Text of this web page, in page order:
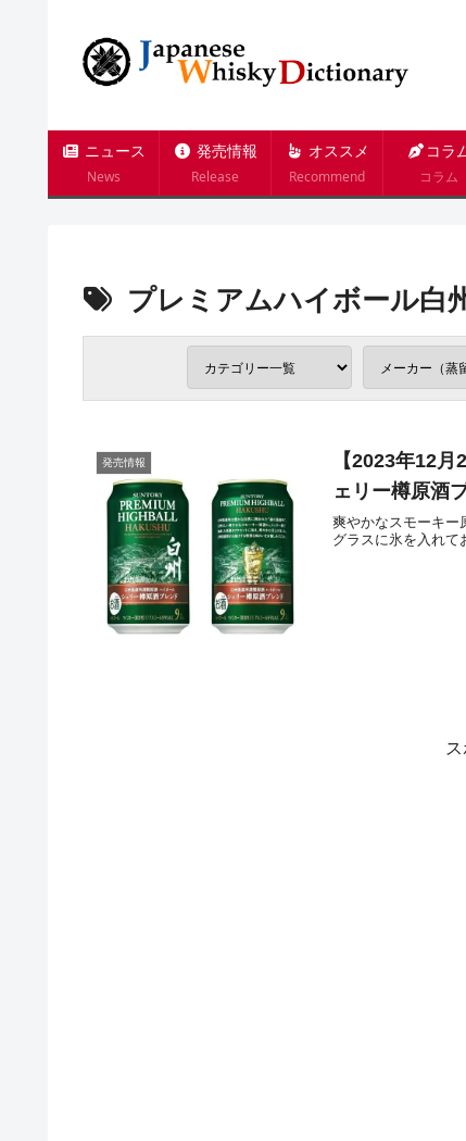
ニュース
News
発売情報
Release
オススメ
Recommend
コラ
コラム
プレミアムハイボール白
発売情報
【2023年12
ェリー樽原酒
爽やかなスモーキー
グラスに氷を入れて